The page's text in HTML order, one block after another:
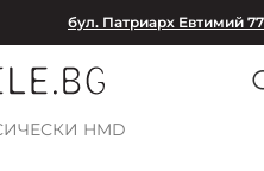
бул. Патриарх Евтимий 77
HMD